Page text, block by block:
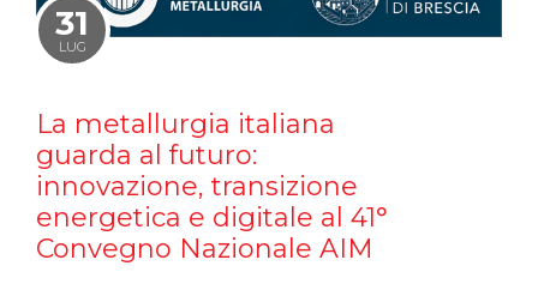
31
LUG
La metallurgia italiana
guarda al futuro:
innovazione, transizione
energetica e digitale al 41°
Convegno Nazionale AIM